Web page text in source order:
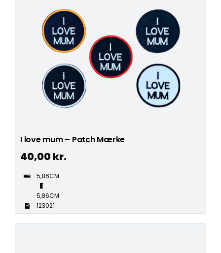
I love mum – Patch Mærke
40,00 kr.
5,86CM
5,86CM
123021